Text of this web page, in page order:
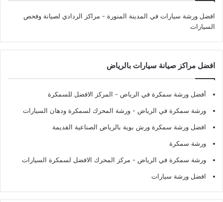
افضل ورشة سيارات في المدينة المنورة - مراكز الردادي لصيانة وفحص
السيارات
افضل مراكز صيانة سيارات بالرياض
أفضل ورشة سمكرة في الرياض - المركز الافضل للسمكرة
ورشة سمكرة في الرياض - ورشة المحرك لسمكرة ودهان السيارات
افضل ورشة سمكرة ورش بوية بالرياض الصناعية القديمة
ورشة سمكرة
ورشة سمكرة في الرياض - مركز المحرك الافضل لسمكرة السيارات
افضل ورشة سيارات